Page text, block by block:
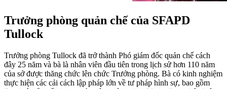
Trưởng phòng quản chế của SFAPD
Tullock
Trưởng phòng Tullock đã trở thành Phó giám đốc quản chế cách
đây 25 năm và bà là nhân viên đầu tiên trong lịch sử hơn 110 năm
của sở được thăng chức lên chức Trưởng phòng. Bà có kinh nghiệm
thực hiện các cải cách lập pháp lớn về tư pháp hình sự, bao gồm